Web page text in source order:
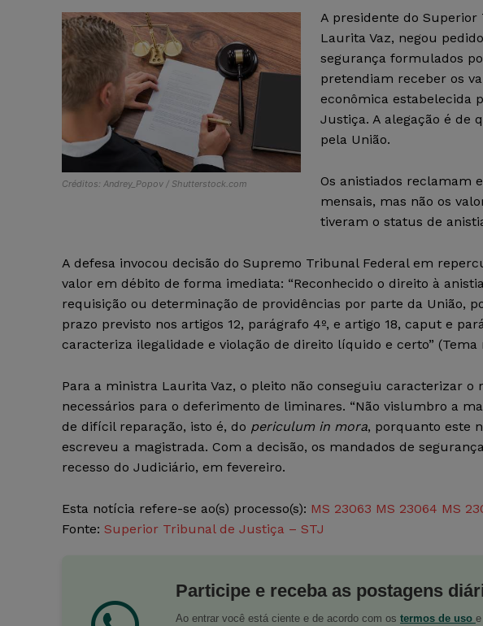
Créditos: Andrey_Popov / Shutterstock.com
A presidente do
Laurita Vaz, negou
segurança formulados
pretendiam receber os
econômica estabelecida
Justiça. A alegação é de
pela União.
Os anistiados reclamam
mensais, mas não os
tiveram o status de
A defesa invocou decisão do Supremo Tribunal Federal em
valor em débito de forma imediata: “Reconhecido o direito à
requisição ou determinação de providências por parte da União,
prazo previsto nos artigos 12, parágrafo 4º, e artigo 18, caput e
caracteriza ilegalidade e violação de direito líquido e certo” (Tema
Para a ministra Laurita Vaz, o pleito não conseguiu caracterizar o
necessários para o deferimento de liminares. “Não vislumbro a
de difícil reparação, isto é, do periculum in mora, porquanto este
escreveu a magistrada. Com a decisão, os mandados de
recesso do Judiciário, em fevereiro.
Esta notícia refere-se ao(s) processo(s): MS 23063 MS 23064 MS
Fonte: Superior Tribunal de Justiça – STJ
Participe e receba as postagens
Ao entrar você está ciente e de acordo com os termos de uso e